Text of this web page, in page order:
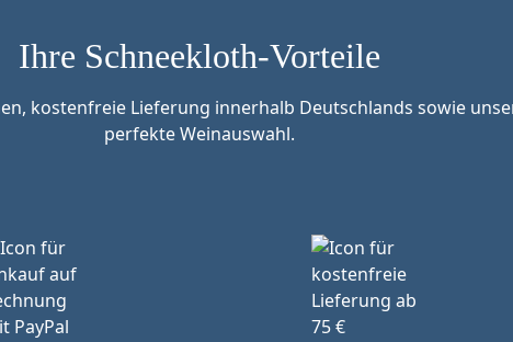
Ihre Schneekloth-Vorteile
kostenfreie Lieferung innerhalb Deutschlands sowie
perfekte Weinauswahl.